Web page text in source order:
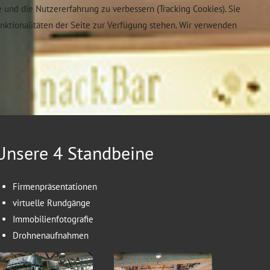
4 Standbeine
Firmenpräsentationen
virtuelle Rundgänge
Immobilienfotografie
Drohnenaufnahmen
die Nutzererfahrung zu verbessern (Tracking Cookies). Sie
der Seite zur Verfügung stehen. Wir verwenden